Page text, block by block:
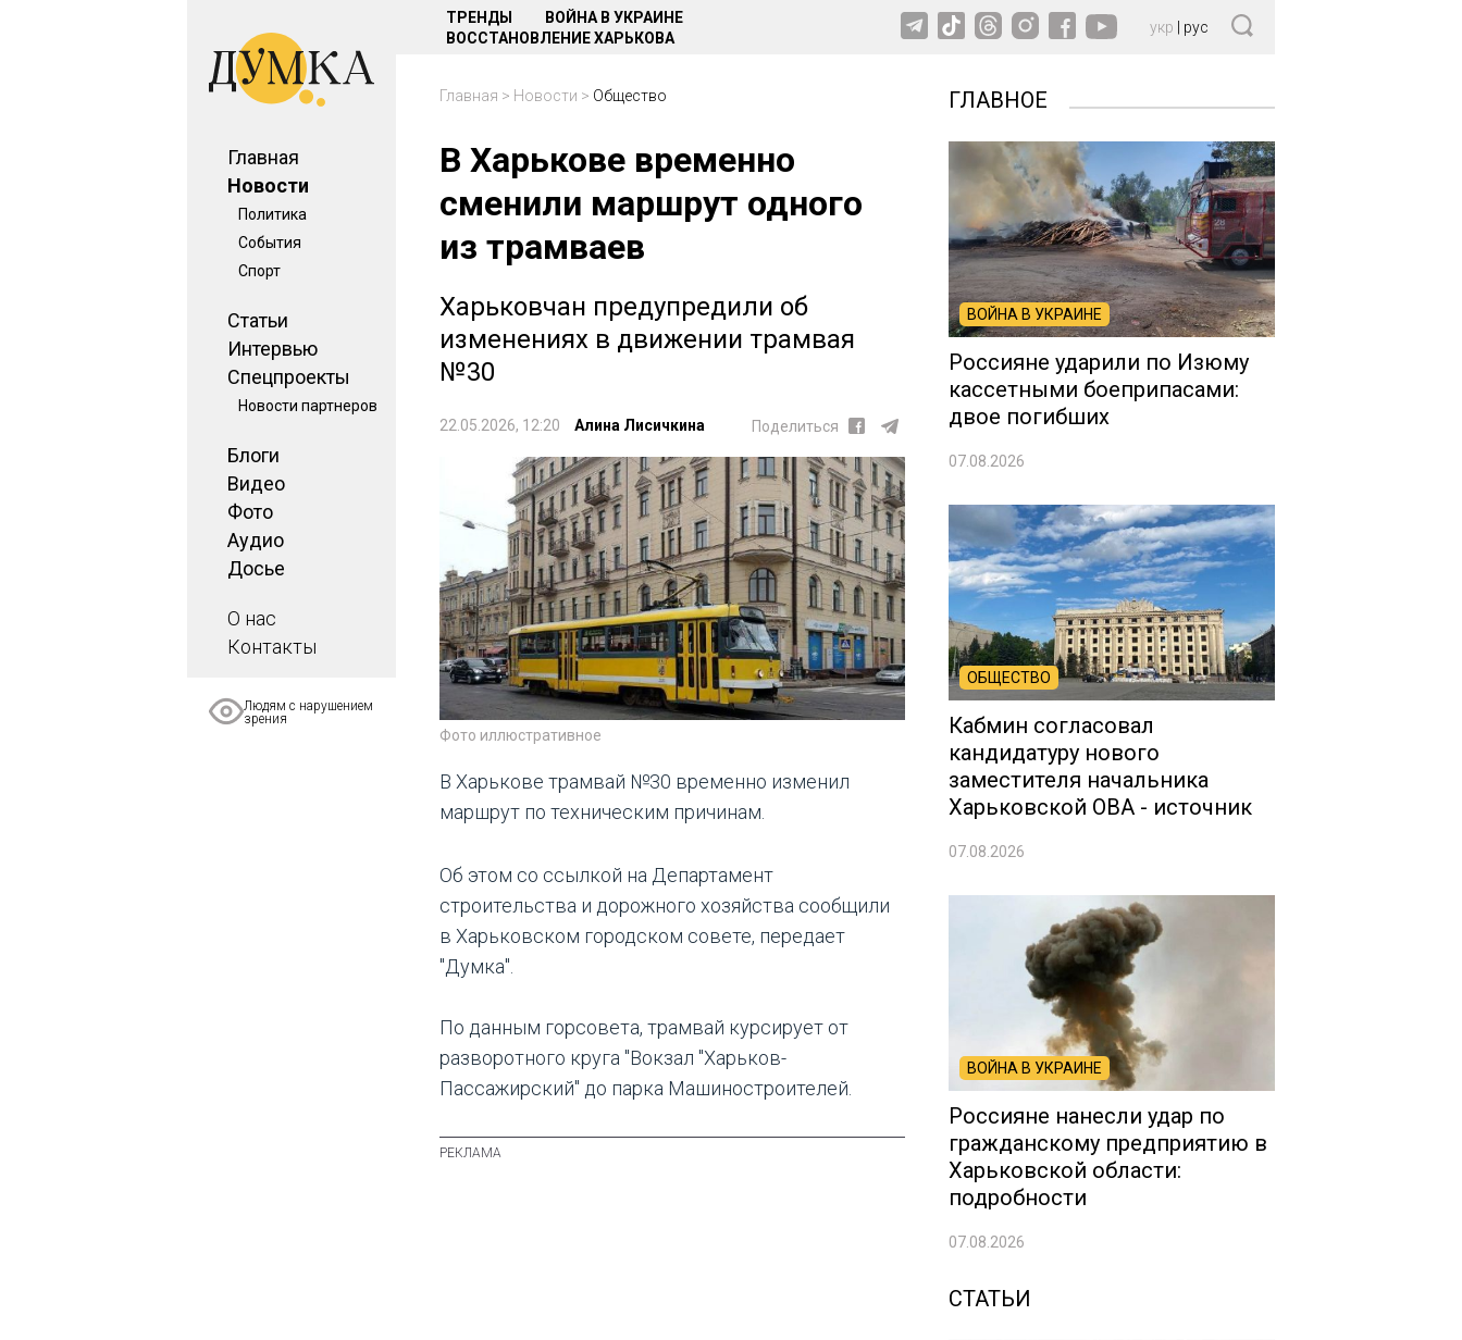
Главная
Новости
Политика
События
Спорт
Статьи
Интервью
Спецпроекты
Новости партнеров
Блоги
Видео
Фото
Аудио
Досье
О нас
Контакты
Людям с нарушением
зрения
ТРЕНДЫ
ВОЙНА В УКРАИНЕ
ВОССТАНОВЛЕНИЕ ХАРЬКОВА
укр рус
Главная > Новости > Общество
В Харькове временно
сменили маршрут одного
из трамваев
Харьковчан предупредили об
изменениях в движении трамвая
№30
22.05.2026, 12:20 Алина Лисичкина Поделиться
Фото иллюстративное
В Харькове трамвай №30 временно изменил
маршрут по техническим причинам.
Об этом со ссылкой на Департамент
строительства и дорожного хозяйства сообщили
в Харьковском городском совете, передает
"Думка".
По данным горсовета, трамвай курсирует от
разворотного круга "Вокзал "Харьков-
Пассажирский" до парка Машиностроителей.
ГЛАВНОЕ
ВОЙНА В УКРАИНЕ
Россияне ударили по Изюму
кассетными боеприпасами:
двое погибших
07.08.2026
ОБЩЕСТВО
Кабмин согласовал
кандидатуру нового
заместителя начальника
Харьковской ОВА - источник
07.08.2026
ВОЙНА В УКРАИНЕ
Россияне нанесли удар по
гражданскому предприятию в
Харьковской области:
подробности
07.08.2026
СТАТЬИ